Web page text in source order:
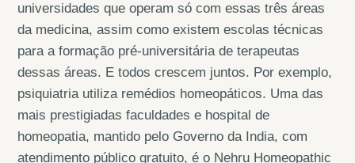
universidades que operam só com essas três áreas
da medicina, assim como existem escolas técnicas
para a formação pré-universitária de terapeutas
dessas áreas. E todos crescem juntos. Por exemplo,
psiquiatria utiliza remédios homeopáticos. Uma das
mais prestigiadas faculdades e hospital de
homeopatia, mantido pelo Governo da India, com
atendimento público gratuito, é o Nehru Homeopathic